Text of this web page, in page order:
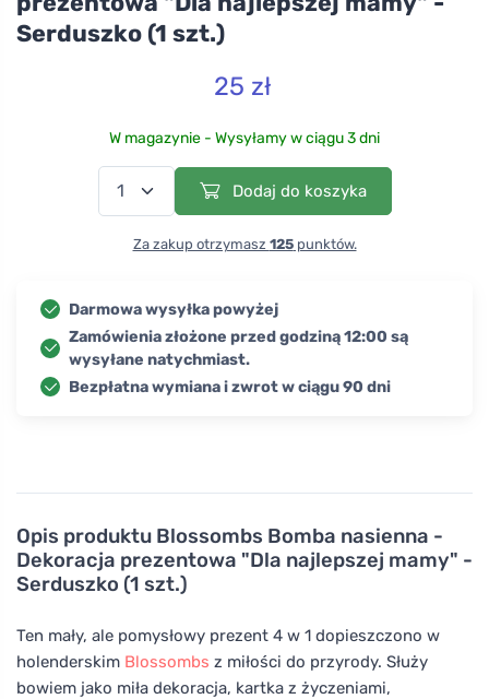
Opis produktu Blossombs Bomba nasienna -
Dekoracja prezentowa "Dla najlepszej mamy" -
Serduszko (1 szt.)
Ten mały, ale pomysłowy prezent 4 w 1 dopieszczono w
holenderskim Blossombs z miłości do przyrody. Służy
bowiem jako miła dekoracja, kartka z życzeniami,
Serduszko (1 szt.)
25 zł
W magazynie - Wysyłamy w ciągu 3 dni
Dodaj do koszyka
Za zakup otrzymasz 125punktów.
Darmowa wysyłka powyżej
Zamówienia złożone przed godziną 12:00 są
wysyłane natychmiast.
Bezpłatna wymiana i zwrot w ciągu 90 dni